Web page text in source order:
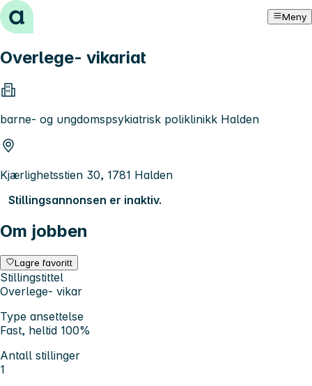
Hopp til innhold Meny
Overlege- vikariat
barne- og ungdomspsykiatrisk poliklinikk Halden
Kjærlighetsstien 30, 1781 Halden
Stillingsannonsen er inaktiv.
Om jobben
Lagre favoritt
Stillingstittel
Overlege- vikar
Type ansettelse
Fast, heltid 100%
Antall stillinger
1